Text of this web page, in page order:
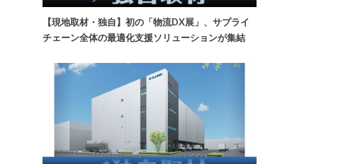
【現地取材・独自】初の「物流DX展」、サプライ
チェーン全体の最適化支援ソリューションが集結